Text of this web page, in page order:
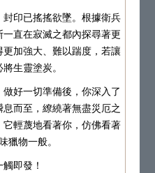
印已搖搖欲墜。根據衛兵
直在寂滅之都內探尋著更
加強大、難以踹度，若讓
生靈塗炭。
好一切準備後，你深入了
而至，繚繞著無盡災厄之
輕蔑地看著你，仿佛看著
獵物一般。
即發！